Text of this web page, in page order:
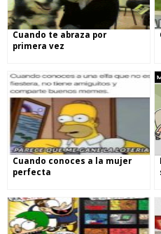
Cuando te abraza por
primera vez
Cuando conoces a la mujer
perfecta